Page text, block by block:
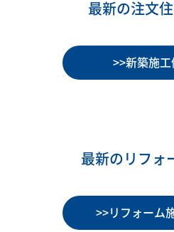
最新の注文
>>新築施工
最新のリフォ
>>リフォーム